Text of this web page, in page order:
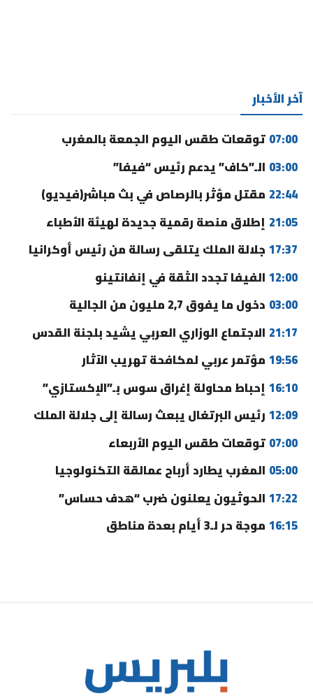
آخر الأخبار
07:00 توقعات طقس اليوم الجمعة بالمغرب
03:00 الـ”كاف” يدعم رئيس “فيفا”
22:44 مقتل مؤثر بالرصاص في بث مباشر(فيديو)
21:05 إطلاق منصة رقمية جديدة لهيئة الأطباء
17:37 جلالة الملك يتلقى رسالة من رئيس أوكرانيا
12:00 الفيفا تجدد الثقة في إنفانتينو
03:00 دخول ما يفوق 2,7 مليون من الجالية
21:17 الاجتماع الوزاري العربي يشيد بلجنة القدس
19:56 مؤتمر عربي لمكافحة تهريب الآثار
16:10 إحباط محاولة إغراق سوس بـ”الإكستازي”
12:09 رئيس البرتغال يبعث رسالة إلى جلالة الملك
07:00 توقعات طقس اليوم الأربعاء
05:00 المغرب يطارد أرباح عمالقة التكنولوجيا
17:22 الحوثيون يعلنون ضرب “هدف حساس”
16:15 موجة حر لـ3 أيام بعدة مناطق